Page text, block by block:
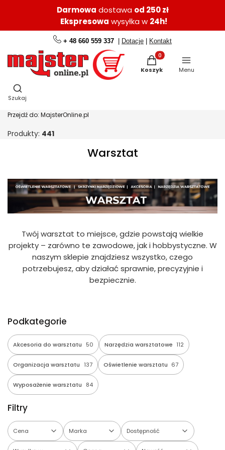
Darmowa dostawa od 250 zł
Ekspresowa wysyłka w 24h!
+ 48 660 559 337 | Dotacje | Kontakt
Produkty w koszyku:
Koszyk Menu
Otwórz wyszukiwarkę
Szukaj
Przejdź do: MajsterOnline.pl
Produkty: 441
Warsztat
Twój warsztat to miejsce, gdzie powstają wielkie
projekty – zarówno te zawodowe, jak i hobbystyczne. W
naszym sklepie znajdziesz wszystko, czego
potrzebujesz, aby działać sprawnie, precyzyjnie i
bezpiecznie.
Podkategorie
Akcesoria do warsztatu 50 Narzędzia warsztatowe 112
Organizacja warsztatu 137 Oświetlenie warsztatu 67
Wyposażenie warsztatu 84
Filtry
Cena Marka Dostępność